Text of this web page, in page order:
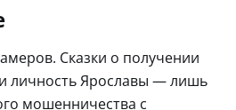
Сказки о получении
личность Ярославы — лишь
мошенничества с